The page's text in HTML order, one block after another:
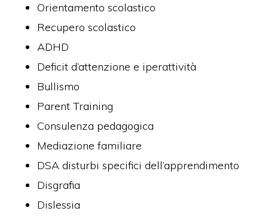
Orientamento scolastico
Recupero scolastico
ADHD
Deficit d’attenzione e iperattività
Bullismo
Parent Training
Consulenza pedagogica
Mediazione familiare
DSA disturbi specifici dell’apprendimento
Disgrafia
Dislessia